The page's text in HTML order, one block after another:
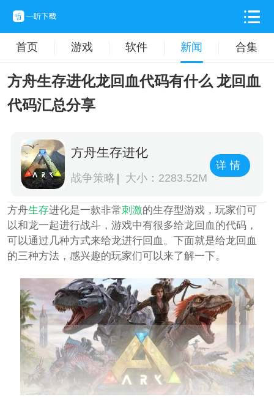
首页 游戏 软件 新闻 合集
方舟生存进化龙回血代码有什么 龙回血
代码汇总分享
方舟生存进化
战争策略 大小：2283.52M
详情
方舟生存进化是一款非常刺激的生存型游戏，玩家们可
以和龙一起进行战斗，游戏中有很多给龙回血的代码，
可以通过几种方式来给龙进行回血。下面就是给龙回血
的三种方法，感兴趣的玩家们可以来了解一下。